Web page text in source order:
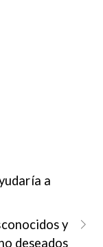
a
y
deseados